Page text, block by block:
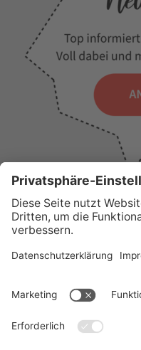
PresseWir über
Erklärung
Impressum